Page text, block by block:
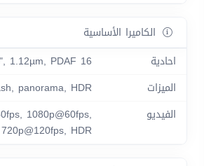
الكاميرا الأساسية
احادية
16 MP, 1/2.6", 1.12µm, PDAF
الميزات
panorama, HDR
الفيديو
1080p@60fps,
720p@120fps, HDR